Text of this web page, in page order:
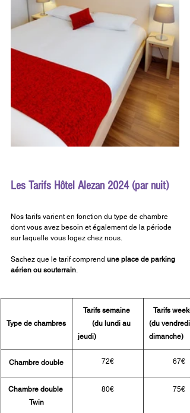
Les Tarifs Hôtel Alezan 2024 (par nuit)
Nos tarifs varient en fonction du type de chambre
dont vous avez besoin et également de la période
sur laquelle vous logez chez nous.
Sachez que le tarif comprend une place de parking
aérien ou souterrain.
Type de chambres
Tarifs semaine
jeudi)
Tarifs
(du vendredi
dimanche)
Chambre double ​72€ ​67€
Chambre double
Twin
80€ 75€